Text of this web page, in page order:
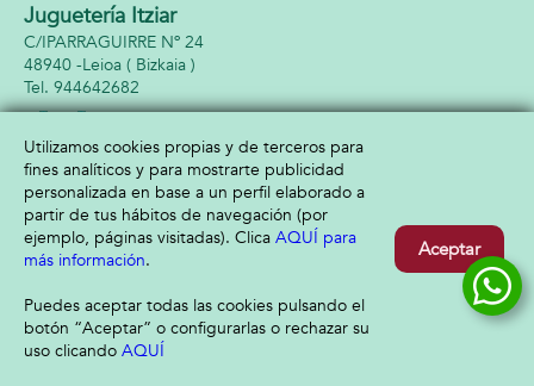
Filtrar
Juguetería Itziar
C/IPARRAGUIRRE Nº 24
48940 -Leioa ( Bizkaia )
944642682
Información
Aviso legal
Política de privacidad
Política de cookies
Atención al cliente
Envío y devolución
Utilizamos cookies propias y de terceros para
fines analíticos y para mostrarte publicidad
personalizada en base a un perfil elaborado a
partir de tus hábitos de navegación (por
ejemplo, páginas visitadas). Clica AQUÍ para
más información.
Puedes aceptar todas las cookies pulsando el
botón “Aceptar” o configurarlas o rechazar su
uso clicando AQUÍ
Aceptar